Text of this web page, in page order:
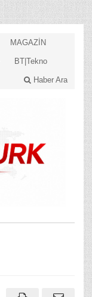
MAGAZİN
BT|Tekno
Haber Ara